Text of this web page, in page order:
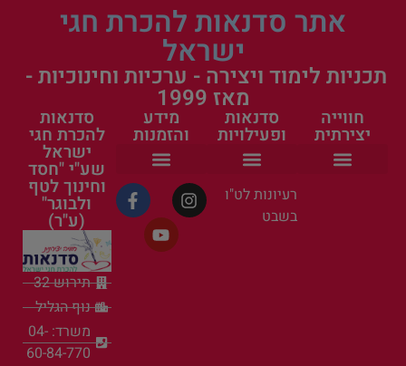
אתר סדנאות להכרת חגי
ישראל
תכניות לימוד ויצירה - ערכיות וחינוכיות -
מאז 1999
חווייה
יצירתית
סדנאות
ופעילויות
רעיונות לט"ו
בשבט
מידע
והזמנות
סדנאות
להכרת חגי
ישראל
שע"י "חסד
וחינוך לטף
ולבוגר"
(ע"ר)
תירוש 32
נוף הגליל
משרד: 04-
60-84-770